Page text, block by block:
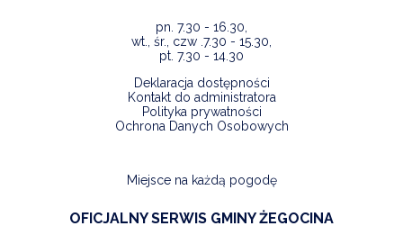
pn. 7.30 - 16.30,
wt., śr., czw .7.30 - 15.30,
pt. 7.30 - 14.30
Deklaracja dostępności
Kontakt do administratora
Polityka prywatności
Ochrona Danych Osobowych
Miejsce na każdą pogodę
OFICJALNY SERWIS GMINY ŻEGOCINA